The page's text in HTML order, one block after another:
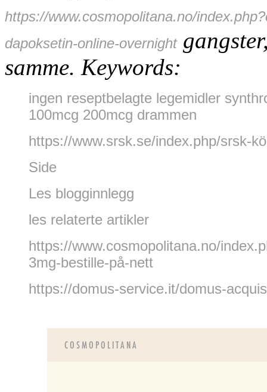
https://www.cosmopolitana.no/
dapoksetin-online-overnight
samme. Keywords:
ingen reseptbelagte legemidler
100mcg 200mcg drammen
https://www.srsk.se/index.php/srsk-
Side
Les blogginnlegg
les relaterte artikler
https://www.cosmopolitana.no/
3mg-bestille-på-nett
https://domus-service.it/domus-